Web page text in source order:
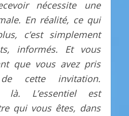
nécessite une
En réalité, ce qui
c’est simplement
informés. Et vous
que vous avez pris
de cette invitation.
là. L’essentiel est
qui vous êtes, dans